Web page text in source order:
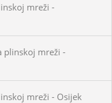
mreži -
plinskoj mreži -
mreži - Osijek